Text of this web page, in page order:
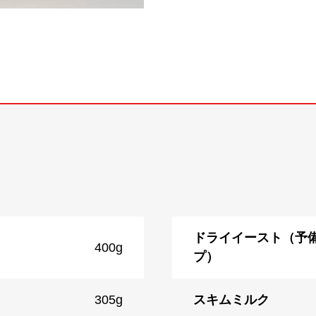
400g
ドライイースト（予
プ）
305g スキムミルク